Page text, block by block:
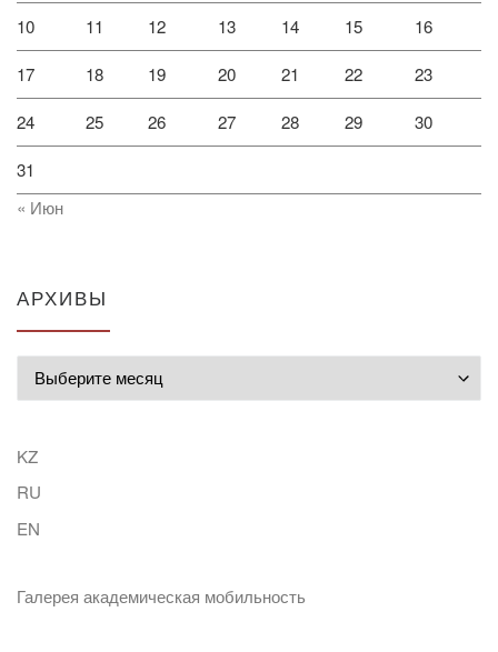
10 11 12 13 14 15 16
17 18 19 20 21 22 23
24 25 26 27 28 29 30
31
« Июн
АРХИВЫ
KZ
RU
EN
Галерея академическая мобильность